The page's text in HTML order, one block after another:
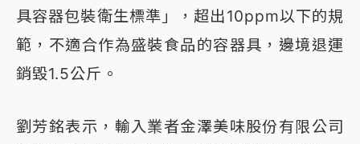
具容器包裝衛生標準」，超出10ppm以下的規
範，不適合作為盛裝食品的容器具，邊境退運
銷毀1.5公斤。
劉芳銘表示，輸入業者金澤美味股份有限公司